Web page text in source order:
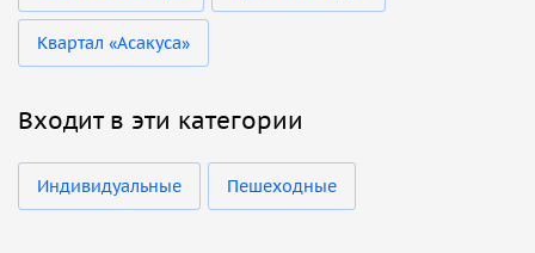
Квартал «Асакуса»
Входит в эти категории
Индивидуальные Пешеходные